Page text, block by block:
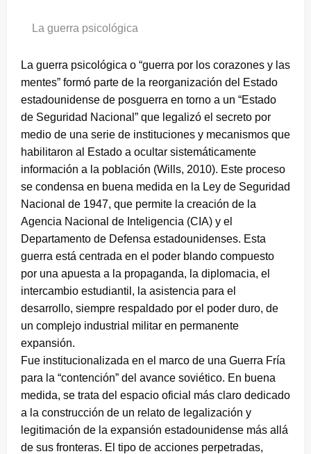
La guerra psicológica
La guerra psicológica o “guerra por los corazones y las
mentes” formó parte de la reorganización del Estado
estadounidense de posguerra en torno a un “Estado
de Seguridad Nacional” que legalizó el secreto por
medio de una serie de instituciones y mecanismos que
habilitaron al Estado a ocultar sistemáticamente
información a la población (Wills, 2010). Este proceso
se condensa en buena medida en la Ley de Seguridad
Nacional de 1947, que permite la creación de la
Agencia Nacional de Inteligencia (CIA) y el
Departamento de Defensa estadounidenses. Esta
guerra está centrada en el poder blando compuesto
por una apuesta a la propaganda, la diplomacia, el
intercambio estudiantil, la asistencia para el
desarrollo, siempre respaldado por el poder duro, de
un complejo industrial militar en permanente
expansión.
Fue institucionalizada en el marco de una Guerra Fría
para la “contención” del avance soviético. En buena
medida, se trata del espacio oficial más claro dedicado
a la construcción de un relato de legalización y
legitimación de la expansión estadounidense más allá
de sus fronteras. El tipo de acciones perpetradas,